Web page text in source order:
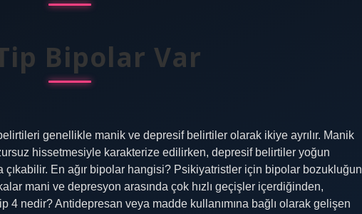
Bipolar Var
genellikle manik ve depresif belirtiler olarak ikiye ayrılır. Manik
hissetmesiyle karakterize edilirken, depresif belirtiler yoğun
En ağır bipolar hangisi? Psikiyatristler için bipolar bozukluğun
mani ve depresyon arasında çok hızlı geçişler içerdiğinden,
4 nedir? Antidepresan veya madde kullanımına bağlı olarak gelişen